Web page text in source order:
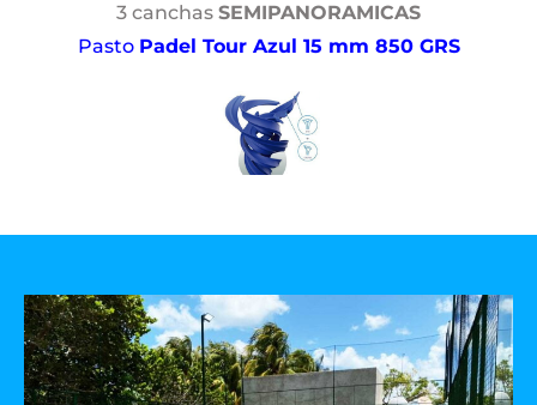
3 canchas SEMIPANORAMICAS
Pasto Padel Tour Azul 15 mm 850 GRS